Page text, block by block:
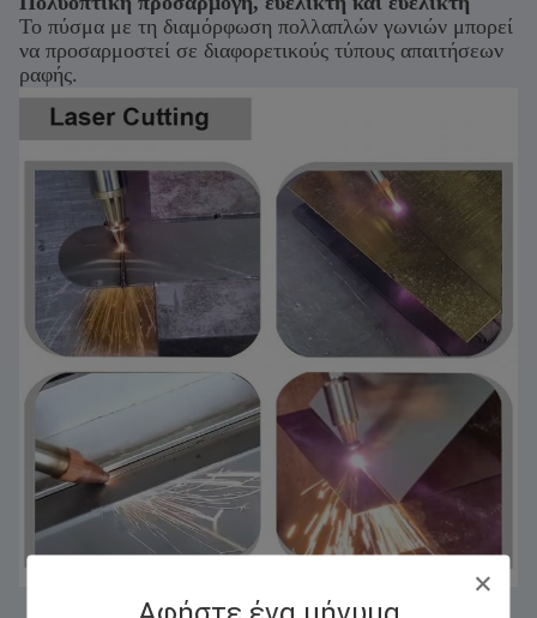
Το πύσμα με τη διαμόρφωση πολλαπλών γωνιών μπορεί
να προσαρμοστεί σε διαφορετικούς τύπους απαιτήσεων
ραφής.